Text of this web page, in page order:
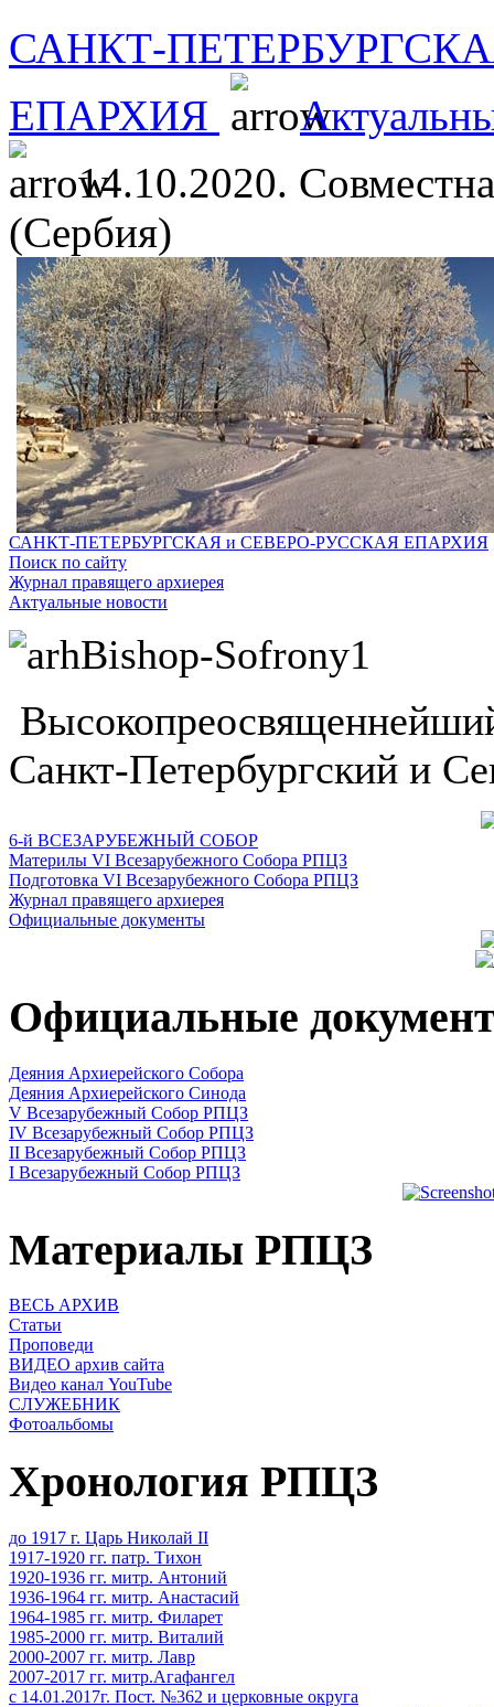
САНКТ-
ЕПАРХИЯ
14.10.2020.
(Сербия)
САНКТ-ПЕТЕРБУРГСКАЯ и СЕВЕРО-РУССКАЯ ЕПАРХИЯ
Поиск по сайту
Журнал правящего архиерея
Актуальные новости
Санкт-Петербургский и
6-й ВСЕЗАРУБЕЖНЫЙ СОБОР
Материлы VI Всезарубежного Собора РПЦЗ
Подготовка VI Всезарубежного Собора РПЦЗ
Журнал правящего архиерея
Официальные документы
Официальные
Деяния Архиерейского Собора
Деяния Архиерейского Синода
V Всезарубежный Собор РПЦЗ
IV Всезарубежный Собор РПЦЗ
II Всезарубежный Собор РПЦЗ
I Всезарубежный Собор РПЦЗ
Материалы РПЦЗ
ВЕСЬ АРХИВ
Статьи
Проповеди
ВИДЕО архив сайта
Видео канал YouTube
СЛУЖЕБНИК
Фотоальбомы
Хронология РПЦЗ
до 1917 г. Царь Николай II
1917-1920 гг. патр. Тихон
1920-1936 гг. митр. Антоний
1936-1964 гг. митр. Анастасий
1964-1985 гг. митр. Филарет
1985-2000 гг. митр. Виталий
2000-2007 гг. митр. Лавр
2007-2017 гг. митр.Агафангел
с 14.01.2017г. Пост. №362 и церковные округа